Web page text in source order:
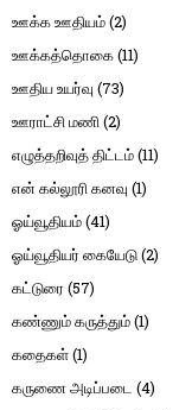
ஊக்க ஊதியம்(2)
ஊக்கத்தொகை(11)
ஊதிய உயர்வு (73)
ஊராட்சி மணி(2)
எழுத்தறிவுத் திட்டம்(11)
என் கல்லூரி கனவு (1)
ஓய்வூதியம்(41)
ஓய்வூதியர் கையேடு(2)
கட்டுரை (57)
கண்ணும் கருத்தும்(1)
கதைகள்(1)
கருணை அடிப்படை (4)